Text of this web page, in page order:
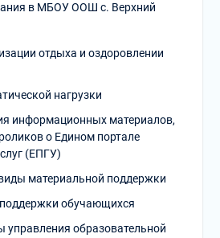
в МБОУ ООШ с. Верхний
отдыха и оздоровлении
нагрузки
информационных материалов,
о Едином портале
(ЕПГУ)
материальной поддержки
обучающихся
управления образовательной